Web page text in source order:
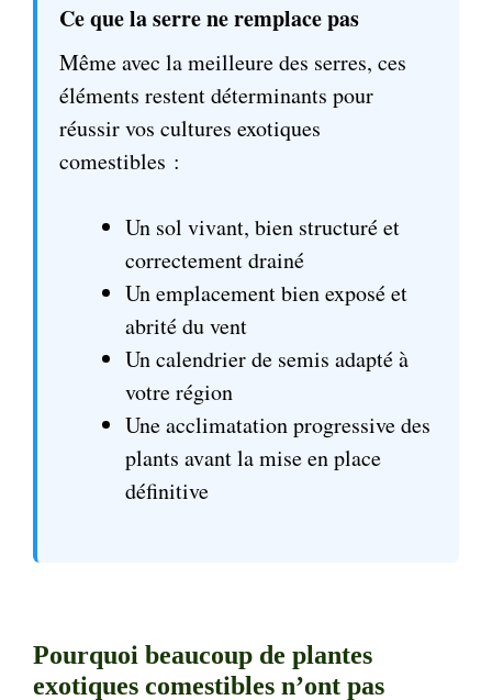
Ce que la serre ne remplace pas
Même avec la meilleure des serres, ces
éléments restent déterminants pour
réussir vos cultures exotiques
comestibles :
Un sol vivant, bien structuré et
correctement drainé
Un emplacement bien exposé et
abrité du vent
Un calendrier de semis adapté à
votre région
Une acclimatation progressive des
plants avant la mise en place
définitive
Pourquoi beaucoup de plantes
exotiques comestibles n’ont pas